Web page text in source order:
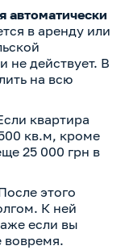
автоматически
в аренду или
не действует. В
на всю
квартира
кв.м, кроме
25 000 грн в
этого
К ней
если вы
вовремя.